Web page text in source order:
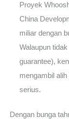
Proyek
China
miliar dengan
Walaupun
guarantee),
mengambil
serius.
Dengan bunga